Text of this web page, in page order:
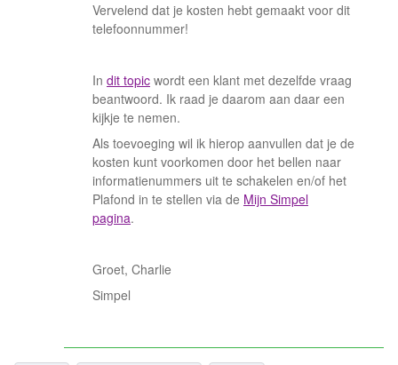
Vervelend dat je kosten hebt gemaakt voor dit
telefoonnummer!
In dit topic wordt een klant met dezelfde vraag
beantwoord. Ik raad je daarom aan daar een
kijkje te nemen.
Als toevoeging wil ik hierop aanvullen dat je de
kosten kunt voorkomen door het bellen naar
informatienummers uit te schakelen en/of het
Plafond in te stellen via de Mijn Simpel
pagina.
Groet, Charlie
Simpel